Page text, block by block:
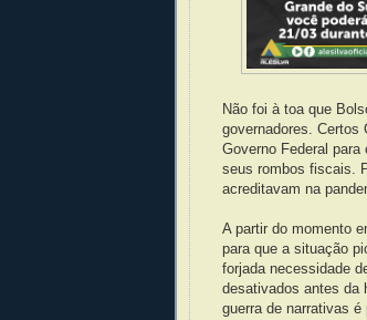
Não foi à toa que
governadores. Certos
Governo Federal
seus rombos fiscais.
acreditavam na
A partir do momento
para que a situação
forjada necessidade
desativados antes da
guerra de narrativas